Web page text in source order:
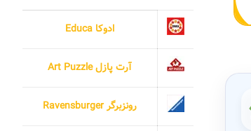
ادوکا Educa
آرت پازل Art Puzzle
رونزبرگر Ravensburger